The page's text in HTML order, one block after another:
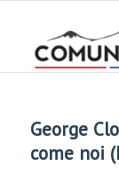
George
come noi